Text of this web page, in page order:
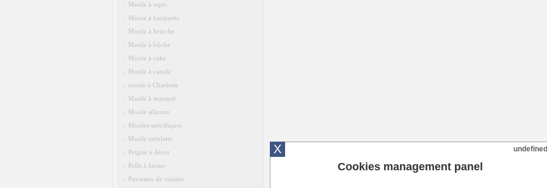
Moule à aspic
Moule à barquette
Moule à brioche
Moule à bûche
Moule à cake
Moule à canelé
moule à Charlotte
Moule à manqué
Moule silicone
Moules spécifiques
Moule tartelette
Peigne à décor
Pelle à farine
Pinceaux de cuisine
X undefined
Cookies management panel